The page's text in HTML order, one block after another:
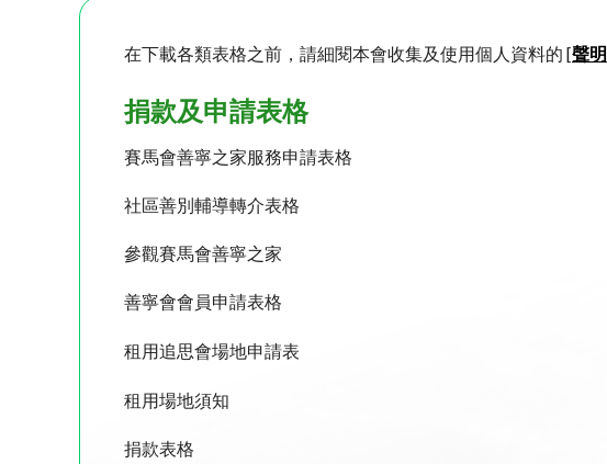
在下載各類表格之前，請細閱本會收集及使用個人資料的 [聲明
捐款及申請表格
賽馬會善寧之家服務申請表格
社區善別輔導轉介表格
參觀賽馬會善寧之家
善寧會會員申請表格
租用追思會場地申請表
租用場地須知
捐款表格